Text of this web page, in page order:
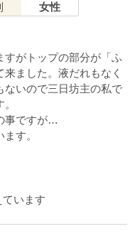
女性
がトップの部分が「ふ
ました。液だれもなく
ないので三日坊主の私で
事ですが…
す。
います